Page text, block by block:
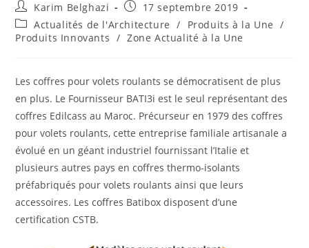
Karim Belghazi
17 septembre 2019
Actualités de l'Architecture
/ Produits à la Une
/
Produits Innovants / Zone Actualité à la Une
Les coffres pour volets roulants se démocratisent de plus
en plus. Le Fournisseur BATI3i est le seul représentant des
coffres Edilcass au Maroc. Précurseur en 1979 des coffres
pour volets roulants, cette entreprise familiale artisanale a
évolué en un géant industriel fournissant l’Italie et
plusieurs autres pays en coffres thermo-isolants
préfabriqués pour volets roulants ainsi que leurs
accessoires. Les coffres Batibox disposent d’une
certification CSTB.